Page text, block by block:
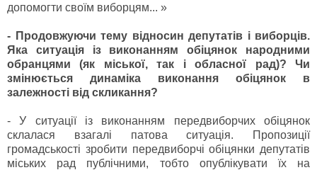
допомогти своїм виборцям... »
- Продовжуючи тему відносин депутатів і виборців.
Яка ситуація із виконанням обіцянок народними
обранцями (як міської, так і обласної рад)? Чи
змінюється динаміка виконання обіцянок в
залежності від скликання?
- У ситуації із виконанням передвиборчих обіцянок
склалася взагалі патова ситуація. Пропозиції
громадськості зробити передвиборчі обіцянки депутатів
міських рад публічними, тобто опублікувати їх на